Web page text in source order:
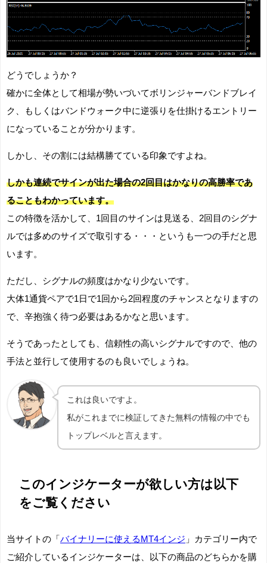
どうでしょうか？
確かに全体として相場が勢いづいてボリンジャーバンドブレイ
ク、もしくはバンドウォーク中に逆張りを仕掛けるエントリー
になっていることが分かります。
しかし、その割には結構勝てている印象ですよね。
しかも連続でサインが出た場合の2回目はかなりの高勝率であ
ることもわかっています。
この特徴を活かして、1回目のサインは見送る、2回目のシグナ
ルでは多めのサイズで取引する・・・というも一つの手だと思
います。
ただし、シグナルの頻度はかなり少ないです。
大体1通貨ペアで1日で1回から2回程度のチャンスとなりますの
で、辛抱強く待つ必要はあるかなと思います。
そうであったとしても、信頼性の高いシグナルですので、他の
手法と並行して使用するのも良いでしょうね。
これは良いですよ。
私がこれまでに検証してきた無料の情報の中でも
トップレベルと言えます。
このインジケーターが欲しい方は以下
をご覧ください
当サイトの「 バイナリーに使えるMT4インジ 」カテゴリー内で
ご紹介しているインジケーターは、以下の商品のどちらかを購